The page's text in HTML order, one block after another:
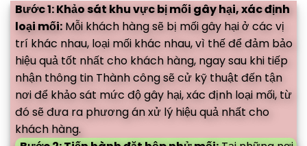
Bước 1: Khảo sát khu vực bị mối gây hại, xác định
loại mối: Mỗi khách hàng sẽ bị mối gây hại ở các vị
trí khác nhau, loại mối khác nhau, vì thế để đảm bảo
hiệu quả tốt nhất cho khách hàng, ngay sau khi tiếp
nhận thông tin Thành công sẽ cử kỹ thuật đến tận
nơi để khảo sát mức độ gây hại, xác định loại mối, từ
đó sẽ đưa ra phương án xử lý hiệu quả nhất cho
khách hàng.